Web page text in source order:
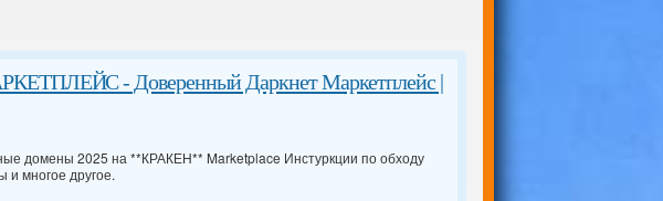
- Доверенный Даркнет Маркетплейс |
домены 2025 на **КРАКЕН** Marketplace Инстуркции по обходу
и многое другое.